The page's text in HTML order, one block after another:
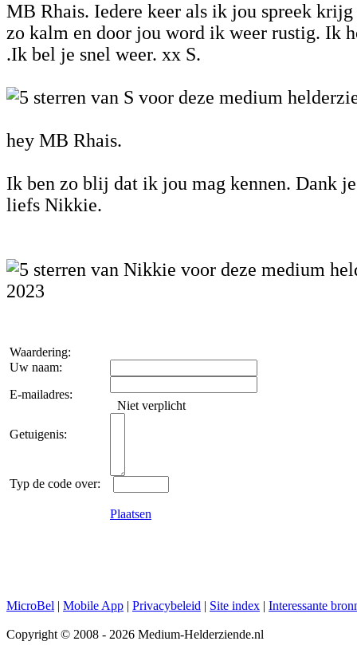
MB Rhais. Iedere keer als ik jou spreek
zo kalm en door jou word ik weer rustig. Ik
.Ik bel je snel weer. xx S.
hey MB Rhais.
Ik ben zo blij dat ik jou mag kennen. Dank
liefs Nikkie.
2023
Waardering:
Uw naam:
E-mailadres:
Niet verplicht
Getuigenis:
Typ de code over:
Plaatsen
MicroBel | Mobile App | Privacybeleid | Site index | Interessante
Copyright © 2008 - 2026 Medium-Helderziende.nl